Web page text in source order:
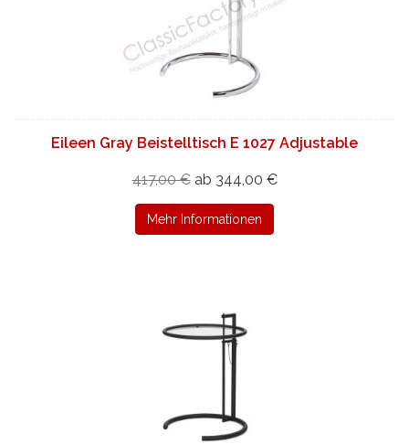
Eileen Gray Beistelltisch E 1027 Adjustable
417,00 € ab 344,00 €
Mehr Informationen